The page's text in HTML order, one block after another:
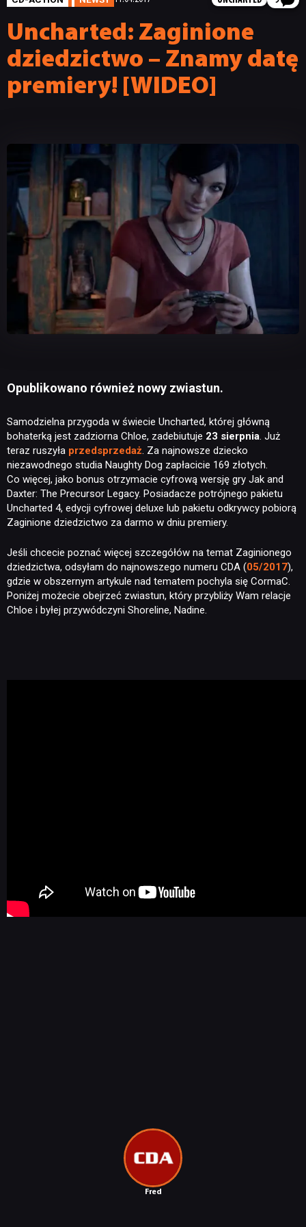
NEWSY
Uncharted: Zaginione
dziedzictwo – Znamy datę
premiery! [WIDEO]
Fred
Opublikowano również nowy zwiastun.
Samodzielna przygoda w świecie Uncharted, której główną
bohaterką jest zadziorna Chloe, zadebiutuje 23 sierpnia. Już
teraz ruszyła przedsprzedaż. Za najnowsze dziecko
niezawodnego studia Naughty Dog zapłacicie 169 złotych.
Co więcej, jako bonus otrzymacie cyfrową wersję gry Jak and
Daxter: The Precursor Legacy. Posiadacze potrójnego pakietu
Uncharted 4, edycji cyfrowej deluxe lub pakietu odkrywcy pobiorą
Zaginione dziedzictwo za darmo w dniu premiery.
Jeśli chcecie poznać więcej szczegółów na temat Zaginionego
dziedzictwa, odsyłam do najnowszego numeru CDA (05/2017),
gdzie w obszernym artykule nad tematem pochyla się CormaC.
Poniżej możecie obejrzeć zwiastun, który przybliży Wam relacje
Chloe i byłej przywódczyni Shoreline, Nadine.